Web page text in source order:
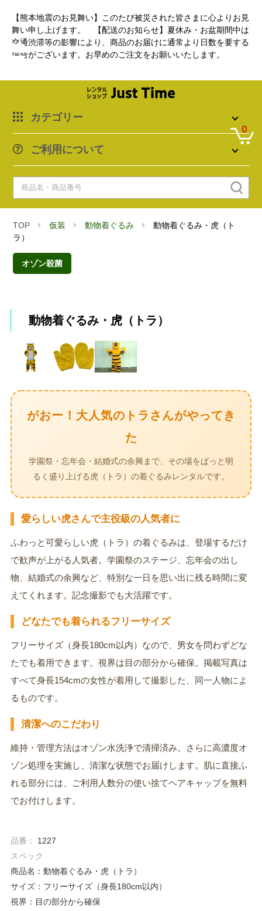
【熊本地震のお見舞い】このたび被災された皆さまに心よりお見
舞い申し上げます。 【配送のお知らせ】夏休み・お盆期間中は
交通渋滞等の影響により、商品のお届けに通常より日数を要する
場合がございます。お早めのご注文をお願いいたします。
カテゴリー
ご利用について
0
TOP 仮装 動物着ぐるみ
動物着ぐるみ・虎（ト
ラ）
オゾン殺菌
動物着ぐるみ・虎（トラ）
がおー！大人気のトラさんがやってき
た
学園祭・忘年会・結婚式の余興まで、その場をぱっと明
るく盛り上げる虎（トラ）の着ぐるみレンタルです。
愛らしい虎さんで主役級の人気者に
ふわっと可愛らしい虎（トラ）の着ぐるみは、登場するだけ
で歓声が上がる人気者。学園祭のステージ、忘年会の出し
物、結婚式の余興など、特別な一日を思い出に残る時間に変
えてくれます。記念撮影でも大活躍です。
どなたでも着られるフリーサイズ
フリーサイズ（身長180cm以内）なので、男女を問わずどな
たでも着用できます。視界は目の部分から確保。掲載写真は
すべて身長154cmの女性が着用して撮影した、同一人物によ
るものです。
清潔へのこだわり
維持・管理方法はオゾン水洗浄で清掃済み。さらに高濃度オ
ゾン処理を実施し、清潔な状態でお届けします。肌に直接ふ
れる部分には、ご利用人数分の使い捨てヘアキャップを無料
でお付けします。
品番：
1227
スペック
商品名：動物着ぐるみ・虎（トラ）
サイズ：フリーサイズ（身長180cm以内）
視界：目の部分から確保